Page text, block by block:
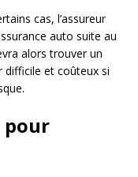
cas, l’assureur
auto suite au
alors trouver un
difficile et coûteux si
pour